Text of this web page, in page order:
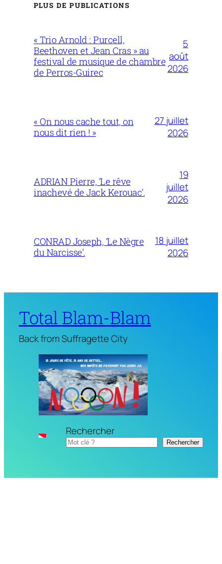
PLUS DE PUBLICATIONS
« Trio Arnold : Purcell,
Beethoven et Jean Cras » au
festival de musique de chambre
de Perros-Guirec
5
août
2026
« On nous cache tout, on
nous dit rien ! »
27 juillet
2026
ADRIAN Pierre, ‘Le rêve
inachevé de Jack Kerouac’.
19
juillet
2026
CONRAD Joseph, ‘Le Nègre
du Narcisse’.
18 juillet
2026
Total Blam-Blam
Back from Suffragette City
Rechercher
Rechercher